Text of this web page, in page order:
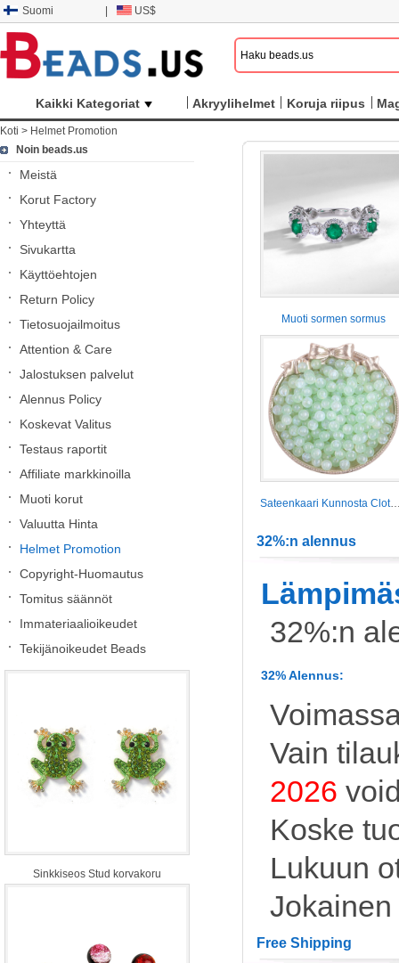
Suomi US$
Kaikki Kategoriat Akryylihelmet Koruja riipus
Koti > Helmet Promotion
Noin beads.us
Meistä
Korut Factory
Yhteyttä
Sivukartta
Käyttöehtojen
Return Policy
Tietosuojailmoitus
Attention & Care
Jalostuksen palvelut
Alennus Policy
Koskevat Valitus
Testaus raportit
Affiliate markkinoilla
Muoti korut
Valuutta Hinta
Helmet Promotion
Copyright-Huomautus
Tomitus säännöt
Immateriaalioikeudet
Tekijänoikeudet Beads
Sinkkiseos Stud korvakoru
Muoti sormen sormus
Sateenkaari Kunnosta Clothing sarja
32%:n alennus
32%:n
32% Alennus:
Vain
2026
Koske
Lukuun
Free Shipping